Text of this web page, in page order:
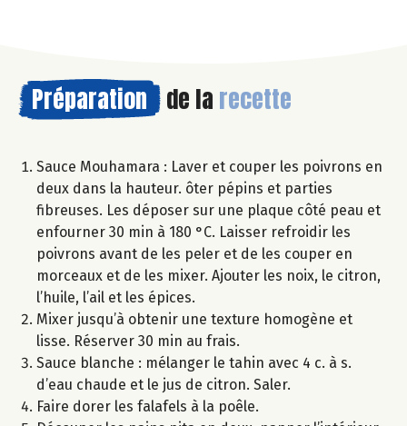
Préparation de la recette
Sauce Mouhamara : Laver et couper les poivrons en
deux dans la hauteur. ôter pépins et parties
fibreuses. Les déposer sur une plaque côté peau et
enfourner 30 min à 180 °C. Laisser refroidir les
poivrons avant de les peler et de les couper en
morceaux et de les mixer. Ajouter les noix, le citron,
l’huile, l’ail et les épices.
Mixer jusqu’à obtenir une texture homogène et
lisse. Réserver 30 min au frais.
Sauce blanche : mélanger le tahin avec 4 c. à s.
d’eau chaude et le jus de citron. Saler.
Faire dorer les falafels à la poêle.